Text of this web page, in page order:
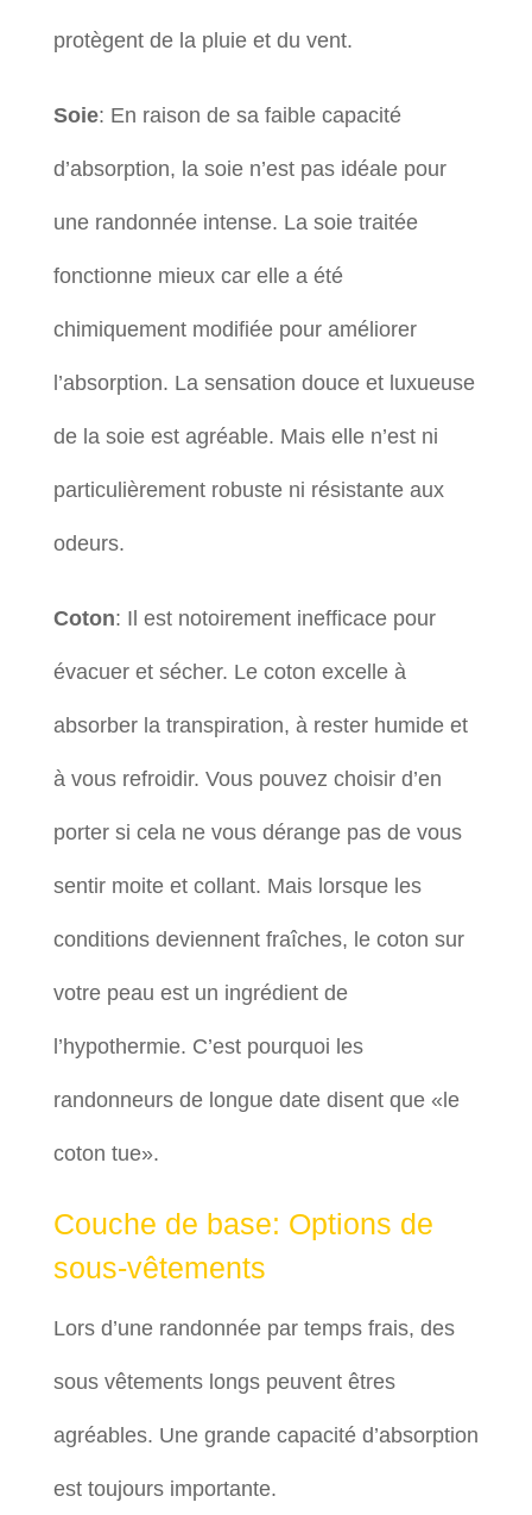
protègent de la pluie et du vent.
Soie: En raison de sa faible capacité
d’absorption, la soie n’est pas idéale pour
une randonnée intense. La soie traitée
fonctionne mieux car elle a été
chimiquement modifiée pour améliorer
l’absorption. La sensation douce et luxueuse
de la soie est agréable. Mais elle n’est ni
particulièrement robuste ni résistante aux
odeurs.
Coton: Il est notoirement inefficace pour
évacuer et sécher. Le coton excelle à
absorber la transpiration, à rester humide et
à vous refroidir. Vous pouvez choisir d’en
porter si cela ne vous dérange pas de vous
sentir moite et collant. Mais lorsque les
conditions deviennent fraîches, le coton sur
votre peau est un ingrédient de
l’hypothermie. C’est pourquoi les
randonneurs de longue date disent que «le
coton tue».
Couche de base: Options de
sous-vêtements
Lors d’une randonnée par temps frais, des
sous vêtements longs peuvent êtres
agréables. Une grande capacité d’absorption
est toujours importante.